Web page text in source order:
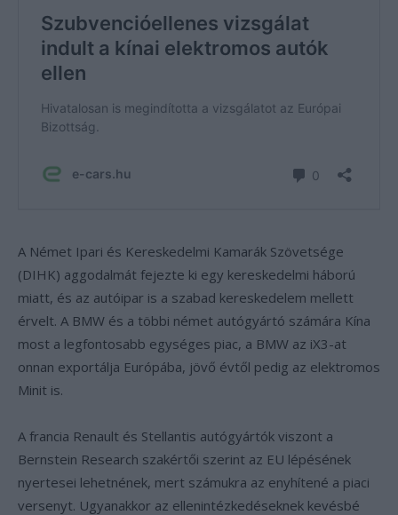
A Német Ipari és Kereskedelmi Kamarák Szövetsége
(DIHK) aggodalmát fejezte ki egy kereskedelmi háború
miatt, és az autóipar is a szabad kereskedelem mellett
érvelt. A BMW és a többi német autógyártó számára Kína
most a legfontosabb egységes piac, a BMW az iX3-at
onnan exportálja Európába, jövő évtől pedig az elektromos
Minit is.
A francia Renault és Stellantis autógyártók viszont a
Bernstein Research szakértői szerint az EU lépésének
nyertesei lehetnének, mert számukra az enyhítené a piaci
versenyt. Ugyanakkor az ellenintézkedéseknek kevésbé